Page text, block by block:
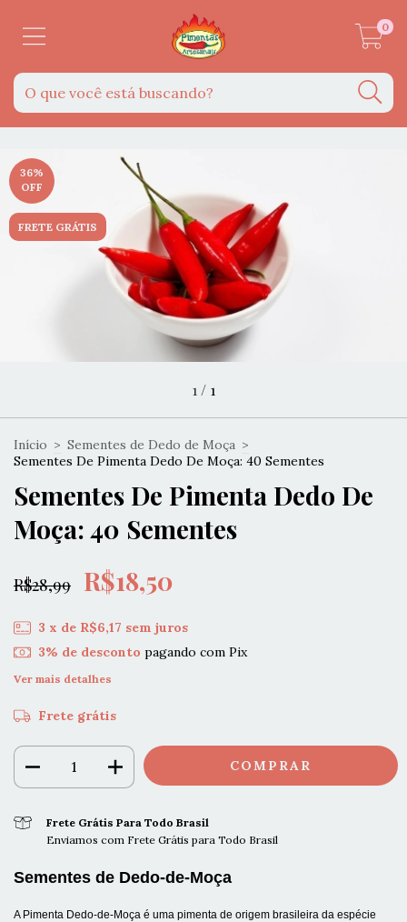
0
36%
OFF
FRETE GRÁTIS
1/ 1
Início > Sementes de Dedo de Moça >
Sementes De Pimenta Dedo De Moça: 40 Sementes
Sementes De Pimenta Dedo De
Moça: 40 Sementes
R$28,99 R$18,50
3 x de R$6,17 sem juros
3% de desconto pagando com Pix
Ver mais detalhes
Frete grátis
Frete Grátis Para Todo Brasil
Enviamos com Frete Grátis para Todo Brasil
Sementes de Dedo-de-Moça
A Pimenta Dedo-de-Moça é uma pimenta de origem brasileira da espécie